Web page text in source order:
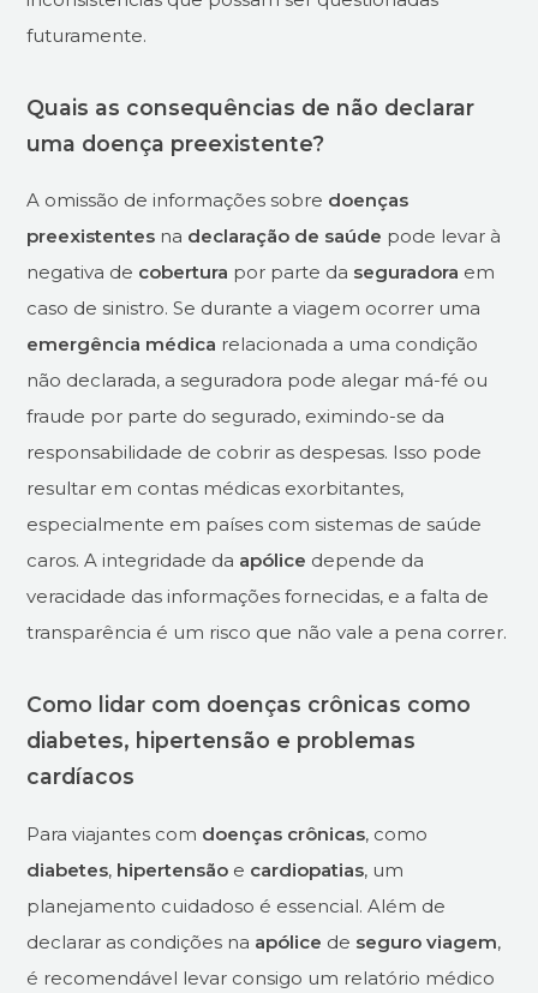
futuramente.
Quais as consequências de não declarar
uma doença preexistente?
A omissão de informações sobre doenças
preexistentes na declaração de saúde pode levar à
negativa de cobertura por parte da seguradora em
caso de sinistro. Se durante a viagem ocorrer uma
emergência médica relacionada a uma condição
não declarada, a seguradora pode alegar má-fé ou
fraude por parte do segurado, eximindo-se da
responsabilidade de cobrir as despesas. Isso pode
resultar em contas médicas exorbitantes,
especialmente em países com sistemas de saúde
caros. A integridade da apólice depende da
veracidade das informações fornecidas, e a falta de
transparência é um risco que não vale a pena correr.
Como lidar com doenças crônicas como
diabetes, hipertensão e problemas
cardíacos
Para viajantes com doenças crônicas, como
diabetes, hipertensão e cardiopatias, um
planejamento cuidadoso é essencial. Além de
declarar as condições na apólice de seguro viagem,
é recomendável levar consigo um relatório médico